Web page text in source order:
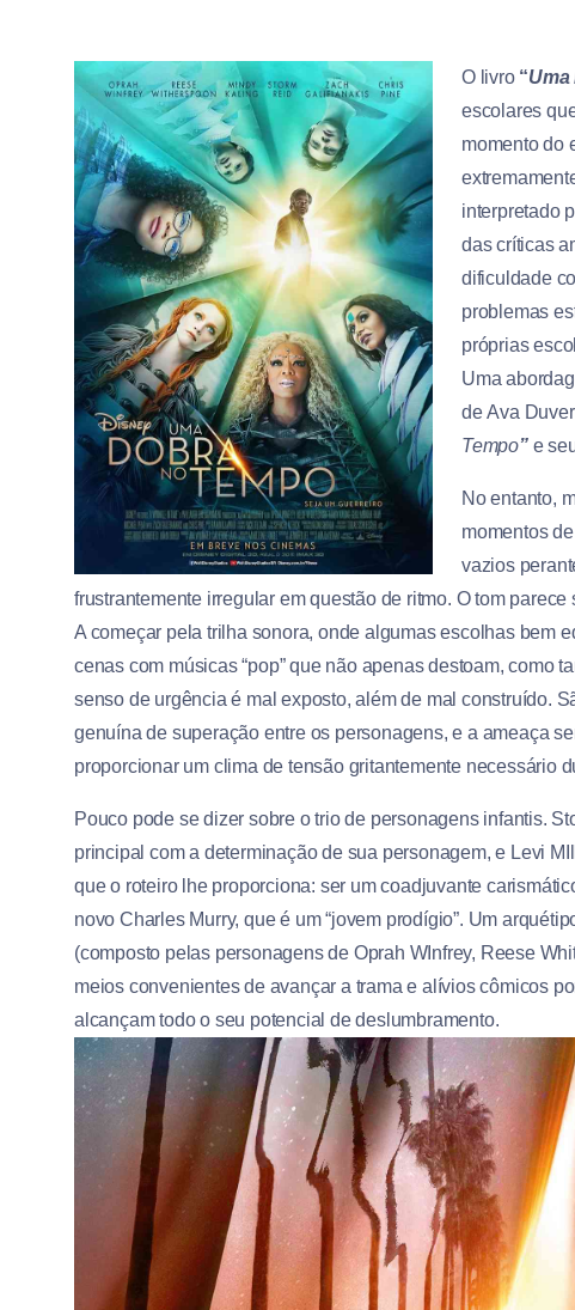
O livro “Uma
escolares
momento do
interpretado
das críticas
dificuldade
problemas
próprias
Uma
de Ava
Tempo” e
No entanto,
momentos
vazios
frustrantemente irregular em questão de ritmo. O tom
A começar pela trilha sonora, onde algumas escolhas bem
cenas com músicas “pop” que não apenas destoam, como
senso de urgência é mal exposto, além de mal construído.
genuína de superação entre os personagens, e a ameaça
proporcionar um clima de tensão gritantemente necessário
Pouco pode se dizer sobre o trio de personagens infantis.
principal com a determinação de sua personagem, e Levi
que o roteiro lhe proporciona: ser um coadjuvante
novo Charles Murry, que é um “jovem prodígio”. Um
(composto pelas personagens de Oprah WInfrey, Reese
meios convenientes de avançar a trama e alívios cômicos
alcançam todo o seu potencial de deslumbramento.